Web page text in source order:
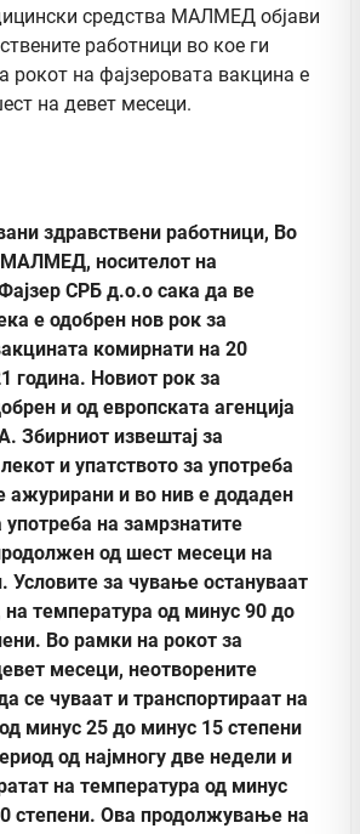
средства МАЛМЕД објави
работници во кое ги
рокот на фајзеровата вакцина е
на девет месеци.
здравствени работници, Во
МАЛМЕД, носителот на
СРБ д.о.о сака да ве
е одобрен нов рок за
комирнати на 20
година. Новиот рок за
и од европската агенција
Збирниот извештај за
и упатството за употреба
ажурирани и во нив е додаден
употреба на замрзнатите
од шест месеци на
Условите за чување остануваат
температура од минус 90 до
Во рамки на рокот за
месеци, неотворените
се чуваат и транспортираат на
минус 25 до минус 15 степени
од најмногу две недели и
на температура од минус
степени. Ова продолжување на